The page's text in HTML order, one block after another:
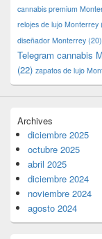
cannabis premium
relojes de lujo Monterrey
diseñador Monterrey (20)
Telegram cannabis
(22) zapatos de lujo
Archives
diciembre 2025
octubre 2025
abril 2025
diciembre 2024
noviembre 2024
agosto 2024